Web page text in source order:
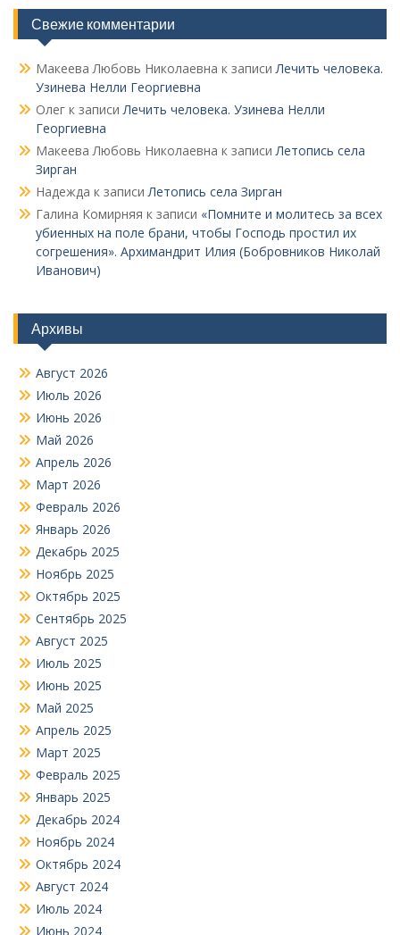
Свежие комментарии
Макеева Любовь Николаевна к записиЛечить человека.
Узинева Нелли Георгиевна
Олег к записиЛечить человека. Узинева Нелли
Георгиевна
Макеева Любовь Николаевна к записиЛетопись села
Зирган
Надежда к записиЛетопись села Зирган
Галина Комирняя к записи «Помните и молитесь за всех
убиенных на поле брани, чтобы Господь простил их
согрешения». Архимандрит Илия (Бобровников Николай
Иванович)
Архивы
Август 2026
Июль 2026
Июнь 2026
Май 2026
Апрель 2026
Март 2026
Февраль 2026
Январь 2026
Декабрь 2025
Ноябрь 2025
Октябрь 2025
Сентябрь 2025
Август 2025
Июль 2025
Июнь 2025
Май 2025
Апрель 2025
Март 2025
Февраль 2025
Январь 2025
Декабрь 2024
Ноябрь 2024
Октябрь 2024
Август 2024
Июль 2024
Июнь 2024